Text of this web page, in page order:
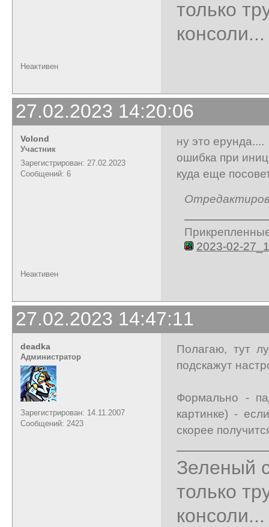
только
консоли...
Неактивен
27.02.2023 14:20:06
Volond
Участник
Зарегистрирован: 27.02.2023
Сообщений: 6
ну это ерунда....
ошибка при
куда еще
2023-02-
Неактивен
27.02.2023 14:47:11
deadka
Администратор
Зарегистрирован: 14.11.2007
Сообщений: 2423
Полагаю, тут
подскажут
Формально -
картинке) -
скорее
Зеленый
только
консоли...